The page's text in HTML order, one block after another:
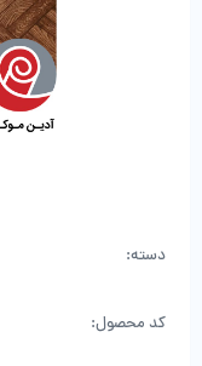
دسته:
کد محصول: